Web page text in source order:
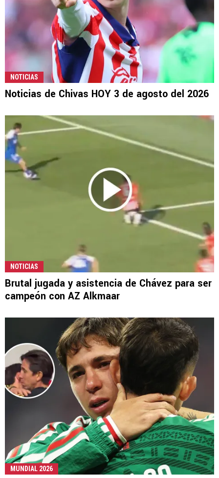
NOTICIAS
Noticias de Chivas HOY 3 de agosto del 2026
NOTICIAS
Brutal jugada y asistencia de Chávez para ser
campeón con AZ Alkmaar
MUNDIAL 2026